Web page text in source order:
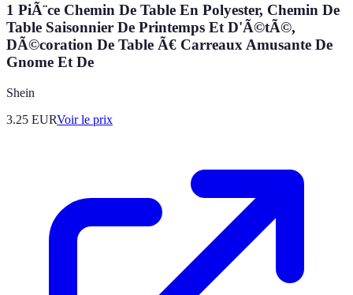
1 PiÃ¨ce Chemin De Table En Polyester, Chemin De
Table Saisonnier De Printemps Et D'Ã©tÃ©,
DÃ©coration De Table Ã€ Carreaux Amusante De
Gnome Et De
Shein
3.25 EURVoir le prix